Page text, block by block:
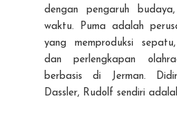
dengan pengaruh
waktu. Puma adalah
yang memproduksi
dan perlengkapan
berbasis di Jerman.
Dassler, Rudolf sendiri